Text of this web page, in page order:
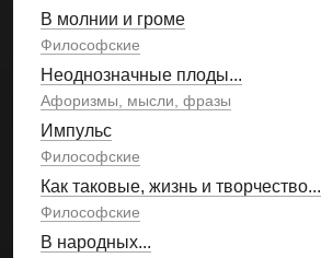
В молнии и громе
Философские
Неоднозначные плоды...
Афоризмы, мысли, фразы
Импульс
Философские
Как таковые, жизнь и творчество...
Философские
В народных...